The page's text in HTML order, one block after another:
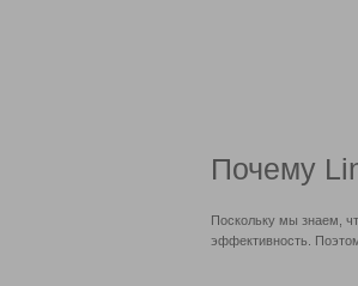
Почему
Поскольку мы знаем,
эффективность.